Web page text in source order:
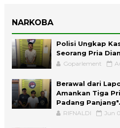
NARKOBA
Polisi Ungkap
Seorang Pria
Goparlement
Berawal dari
Amankan Tiga
Padang Panjang".
RIFNALDI Jun